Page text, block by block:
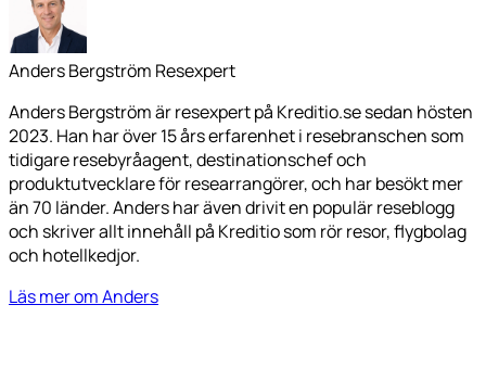
Anders Bergström Resexpert
Anders Bergström är resexpert på Kreditio.se sedan hösten
2023. Han har över 15 års erfarenhet i resebranschen som
tidigare resebyråagent, destinationschef och
produktutvecklare för researrangörer, och har besökt mer
än 70 länder. Anders har även drivit en populär reseblogg
och skriver allt innehåll på Kreditio som rör resor, flygbolag
och hotellkedjor.
Läs mer om Anders